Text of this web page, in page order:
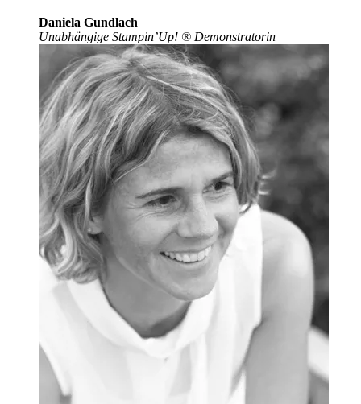
Daniela Gundlach
Unabhängige Stampin’Up! ® Demonstratorin